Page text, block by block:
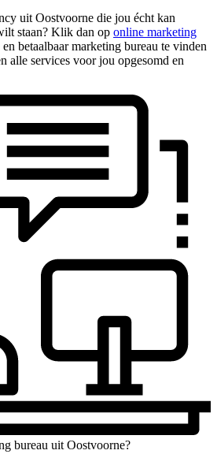
uit Oostvoorne die jou écht kan
staan? Klik dan op online marketing
betaalbaar marketing bureau te vinden
alle services voor jou opgesomd en
bureau uit Oostvoorne?